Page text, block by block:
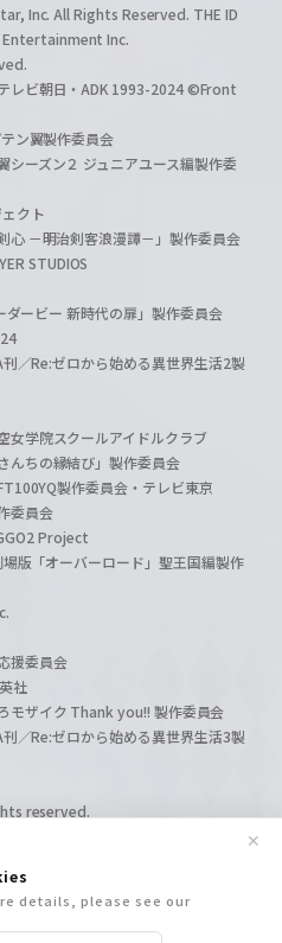
details, please see our
✕
Inc. All Rights Reserved. THE ID
Entertainment Inc.
レビ朝日・ADK 1993-2024 ©Front
ン翼製作委員会
ーズン２ ジュニアユース編製作委
クト
－明治剣客浪漫譚－」製作委員会
STUDIOS
ービー 新時代の扉」製作委員会
／Re:ゼロから始める異世界生活2製
学院スクールアイドルクラブ
んちの縁結び」製作委員会
製作委員会・テレビ東京
委員会
Project
版「オーバーロード」聖王国編製作
援委員会
社
モザイク Thank you!! 製作委員会
／Re:ゼロから始める異世界生活3製
reserved.